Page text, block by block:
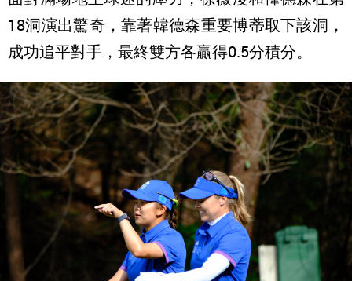
18洞演出驚奇，靠著韓德森重要博蒂取下該洞，
成功追平對手，最終雙方各贏得0.5分積分。